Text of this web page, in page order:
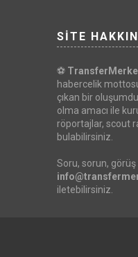
SİTE
⚽
habercelik
çıkan bir
olma amacı ile
röportajlar, scout
bulabilirsiniz.
Soru, sorun,
iletebilirsiniz.